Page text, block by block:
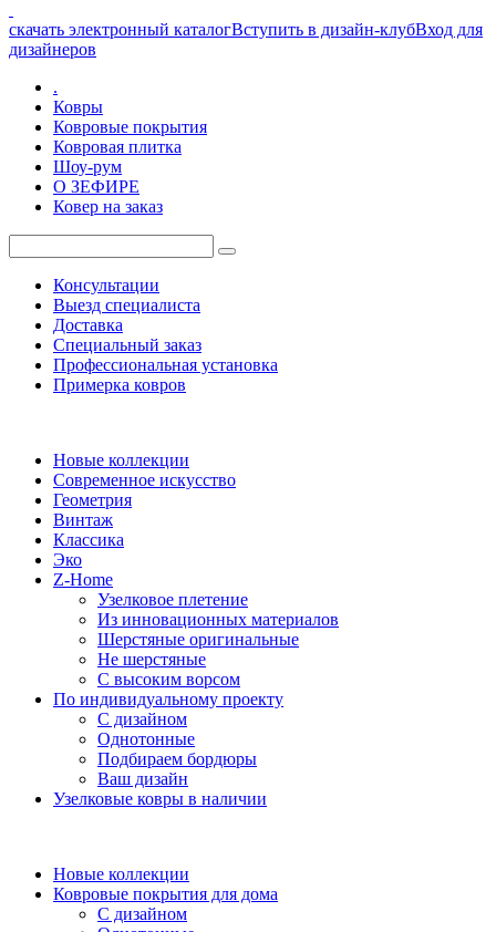
скачать электронный каталогВступить в дизайн-клубВход для
дизайнеров
.
Ковры
Ковровые покрытия
Ковровая плитка
Шоу-рум
О ЗЕФИРЕ
Ковер на заказ
Консультации
Выезд специалиста
Доставка
Специальный заказ
Профессиональная установка
Примерка ковров
Новые коллекции
Современное искусство
Геометрия
Винтаж
Классика
Эко
Z-Home
Узелковое плетение
Из инновационных материалов
Шерстяные оригинальные
Не шерстяные
С высоким ворсом
По индивидуальному проекту
С дизайном
Однотонные
Подбираем бордюры
Ваш дизайн
Узелковые ковры в наличии
Новые коллекции
Ковровые покрытия для дома
С дизайном